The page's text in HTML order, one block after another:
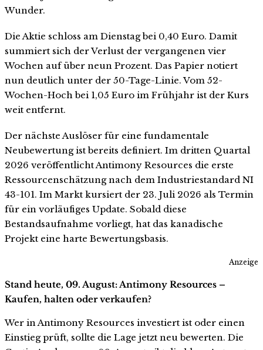
Wunder.
Die Aktie schloss am Dienstag bei 0,40 Euro. Damit
summiert sich der Verlust der vergangenen vier
Wochen auf über neun Prozent. Das Papier notiert
nun deutlich unter der 50-Tage-Linie. Vom 52-
Wochen-Hoch bei 1,05 Euro im Frühjahr ist der Kurs
weit entfernt.
Der nächste Auslöser für eine fundamentale
Neubewertung ist bereits definiert. Im dritten Quartal
2026 veröffentlicht Antimony Resources die erste
Ressourcenschätzung nach dem Industriestandard NI
43-101. Im Markt kursiert der 23. Juli 2026 als Termin
für ein vorläufiges Update. Sobald diese
Bestandsaufnahme vorliegt, hat das kanadische
Projekt eine harte Bewertungsbasis.
Anzeige
Stand heute, 09. August: Antimony Resources –
Kaufen, halten oder verkaufen?
Wer in Antimony Resources investiert ist oder einen
Einstieg prüft, sollte die Lage jetzt neu bewerten. Die